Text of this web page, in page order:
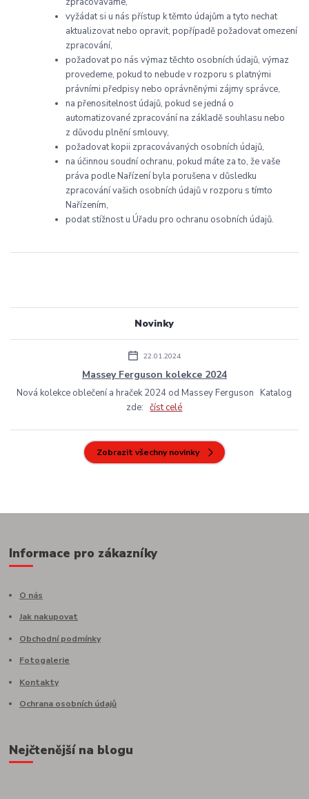
Novinky
22.01.2024
Massey Ferguson kolekce 2024
Nová kolekce oblečení a hraček 2024 od Massey Ferguson Katalog
zde:číst celé
Zobrazit všechny novinky
vyžádat si u nás přístup k těmto údajům a tyto nechat
aktualizovat nebo opravit, popřípadě požadovat omezení
zpracování,
požadovat po nás výmaz těchto osobních údajů, výmaz
provedeme, pokud to nebude v rozporu s platnými
právními předpisy nebo oprávněnými zájmy správce,
na přenositelnost údajů, pokud se jedná o
automatizované zpracování na základě souhlasu nebo
z důvodu plnění smlouvy,
požadovat kopii zpracovávaných osobních údajů,
na účinnou soudní ochranu, pokud máte za to, že vaše
práva podle Nařízení byla porušena v důsledku
zpracování vašich osobních údajů v rozporu s tímto
Nařízením,
podat stížnost u Úřadu pro ochranu osobních údajů.
Informace pro zákazníky
O nás
Jak nakupovat
Obchodní podmínky
Fotogalerie
Kontakty
Ochrana osobních údajů
Nejčtenější na blogu